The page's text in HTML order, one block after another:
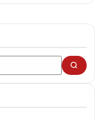
Cauta